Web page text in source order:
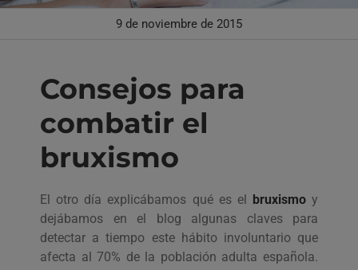
9 de noviembre de 2015
Consejos para
combatir el
bruxismo
El otro día explicábamos qué es el bruxismoy
dejábamos en el blog algunas claves para
detectar a tiempo este hábito involuntario que
afecta al 70% de la población adulta española.